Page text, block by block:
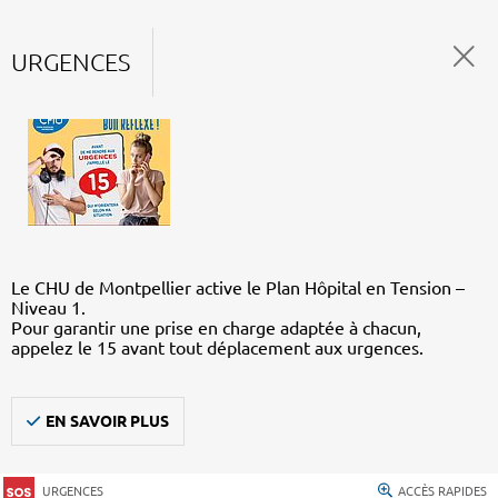
URGENCES
Le CHU de Montpellier active le Plan Hôpital en Tension –
Niveau 1.
Pour garantir une prise en charge adaptée à chacun,
appelez le 15 avant tout déplacement aux urgences.
EN SAVOIR PLUS
URGENCES ACCÈS RAPIDES